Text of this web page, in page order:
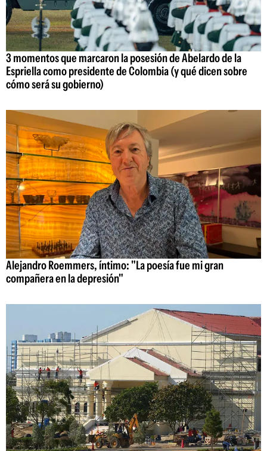
3 momentos que marcaron la posesión de Abelardo de la
Espriella como presidente de Colombia (y qué dicen sobre
cómo será su gobierno)
Alejandro Roemmers, íntimo: "La poesía fue mi gran
compañera en la depresión"